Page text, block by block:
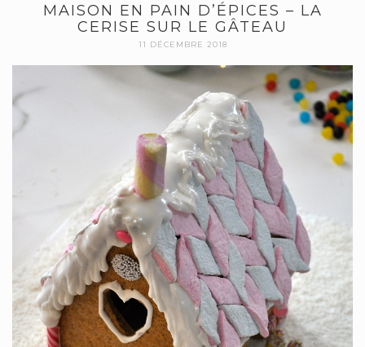
MAISON EN PAIN D’ÉPICES – LA
CERISE SUR LE GÂTEAU
11 DÉCEMBRE 2018